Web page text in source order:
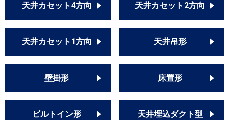
天井カセット4方向 天井カセット2方向
天井カセット1方向 天井吊形
壁掛形 床置形
ビルトイン形 天井埋込ダクト型